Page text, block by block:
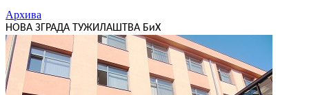
Архива
НОВА ЗГРАДА ТУЖИЛАШТВА БиХ